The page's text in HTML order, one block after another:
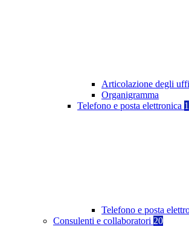
Articolazione degli
Organigramma
Telefono e posta elettronica 1
Telefono e posta
Consulenti e collaboratori 20